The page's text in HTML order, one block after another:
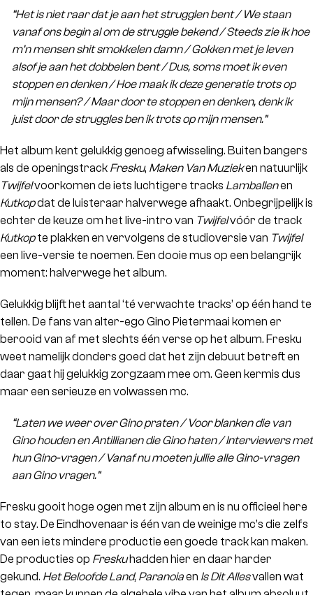
“Het is niet raar dat je aan het strugglen bent / We staan
vanaf ons begin al om de struggle bekend / Steeds zie ik hoe
m’n mensen shit smokkelen damn / Gokken met je leven
alsof je aan het dobbelen bent / Dus, soms moet ik even
stoppen en denken / Hoe maak ik deze generatie trots op
mijn mensen? / Maar door te stoppen en denken, denk ik
juist door de struggles ben ik trots op mijn mensen.”
Het album kent gelukkig genoeg afwisseling. Buiten bangers
als de openingstrack Fresku, Maken Van Muzieken natuurlijk
Twijfelvoorkomen de iets luchtigere tracks Lamballenen
Kutkopdat de luisteraar halverwege afhaakt. Onbegrijpelijk is
echter de keuze om het live-intro van Twijfelvóór de track
Kutkopte plakken en vervolgens de studioversie van Twijfel
een live-versie te noemen. Een dooie mus op een belangrijk
moment: halverwege het album.
Gelukkig blijft het aantal ‘té verwachte tracks’ op één hand te
tellen. De fans van alter-ego Gino Pietermaai komen er
berooid van af met slechts één verse op het album. Fresku
weet namelijk donders goed dat het zijn debuut betreft en
daar gaat hij gelukkig zorgzaam mee om. Geen kermis dus
maar een serieuze en volwassen mc.
“Laten we weer over Gino praten / Voor blanken die van
Gino houden en Antillianen die Gino haten / Interviewers met
hun Gino-vragen / Vanaf nu moeten jullie alle Gino-vragen
aan Gino vragen.”
Fresku gooit hoge ogen met zijn album en is nu officieel here
to stay. De Eindhovenaar is één van de weinige mc’s die zelfs
van een iets mindere productie een goede track kan maken.
De producties op Freskuhadden hier en daar harder
gekund. Het Beloofde Land, Paranoiaen Is Dit Allesvallen wat